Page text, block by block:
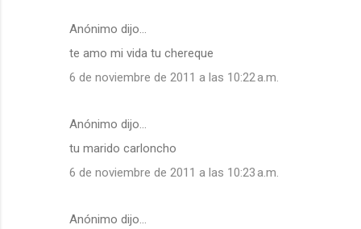
Anónimo dijo…
te amo mi vida tu chereque
6 de noviembre de 2011 a las 10:22 a.m.
Anónimo dijo…
tu marido carloncho
6 de noviembre de 2011 a las 10:23 a.m.
Anónimo dijo…